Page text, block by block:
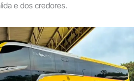
e dos credores.